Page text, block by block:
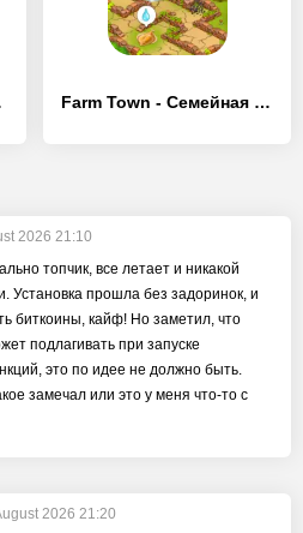
Farm Town - Семейная Ферма
2026 21:10
топчик, все летает и никакой
Установка прошла без задоринок, и
биткоины, кайф! Но заметил, что
подлагивать при запуске
это по идее не должно быть.
замечал или это у меня что-то с
2026 21:20